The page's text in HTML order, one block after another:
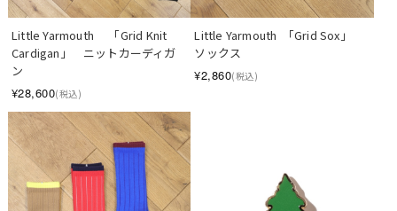
Little Yarmouth　 「Grid Knit
Cardigan」　ニットカーディガ
ン
¥28,600(税込)
Little Yarmouth  「Grid Sox」
ソックス
¥2,860(税込)